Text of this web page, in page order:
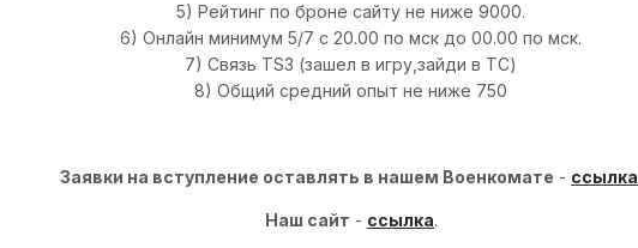
5) Рейтинг по броне сайту не ниже 9000.
6) Онлайн минимум 5/7 с 20.00 по мск до 00.00 по мск.
7) Связь TS3 (зашел в игру,зайди в ТС)
8) Общий средний опыт не ниже 750
Заявки на вступление оставлять в нашем Военкомате - ссылка
Наш сайт - ссылка.